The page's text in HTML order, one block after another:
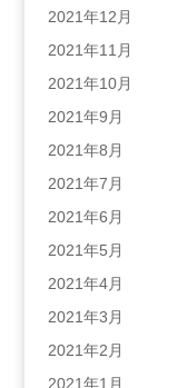
2021年12月
2021年11月
2021年10月
2021年9月
2021年8月
2021年7月
2021年6月
2021年5月
2021年4月
2021年3月
2021年2月
2021年1月